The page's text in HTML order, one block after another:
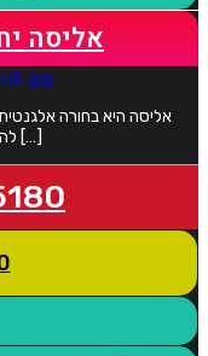
אליסה
להציע שלך זמן נעים כך שתרגיש בדיוק כאילו אתה […]